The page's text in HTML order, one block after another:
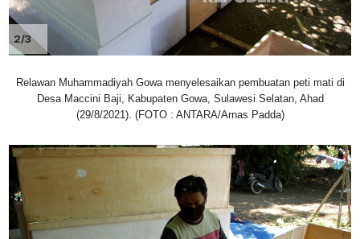
2/3
Relawan Muhammadiyah Gowa menyelesaikan pembuatan peti mati di
Desa Maccini Baji, Kabupaten Gowa, Sulawesi Selatan, Ahad
(29/8/2021). (FOTO : ANTARA/Arnas Padda)